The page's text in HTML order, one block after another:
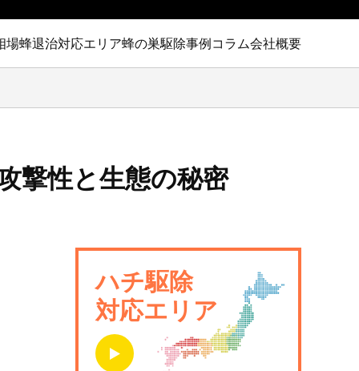
場蜂退治対応エリア蜂の巣駆除事例コラム会社概要
撃性と生態の秘密